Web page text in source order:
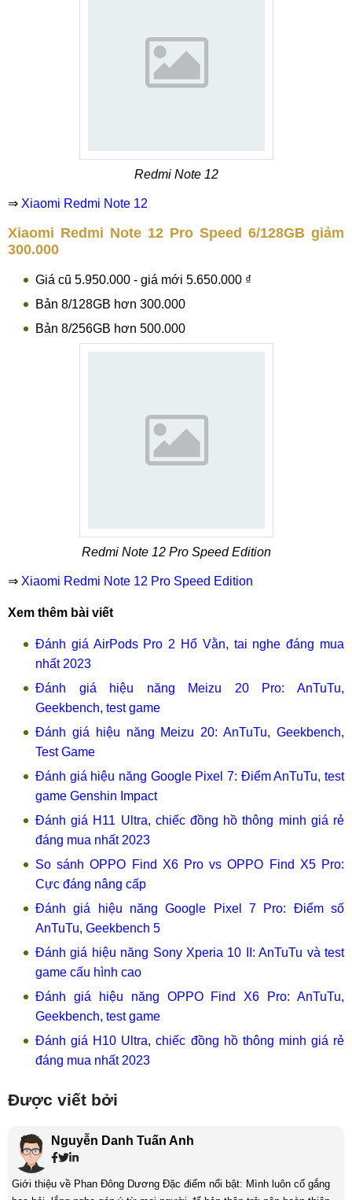
Redmi Note 12
⇒ Xiaomi Redmi Note 12
Xiaomi Redmi Note 12 Pro Speed 6/128GB giảm
300.000
Giá cũ 5.950.000 - giá mới 5.650.000 ₫
Bản 8/128GB hơn 300.000
Bản 8/256GB hơn 500.000
Redmi Note 12 Pro Speed Edition
⇒ Xiaomi Redmi Note 12 Pro Speed Edition
Xem thêm bài viết
Đánh giá AirPods Pro 2 Hổ Vằn, tai nghe đáng mua
nhất 2023
Đánh giá hiệu năng Meizu 20 Pro: AnTuTu,
Geekbench, test game
Đánh giá hiệu năng Meizu 20: AnTuTu, Geekbench,
Test Game
Đánh giá hiệu năng Google Pixel 7: Điểm AnTuTu, test
game Genshin Impact
Đánh giá H11 Ultra, chiếc đồng hồ thông minh giá rẻ
đáng mua nhất 2023
So sánh OPPO Find X6 Pro vs OPPO Find X5 Pro:
Cực đáng nâng cấp
Đánh giá hiệu năng Google Pixel 7 Pro: Điểm số
AnTuTu, Geekbench 5
Đánh giá hiệu năng Sony Xperia 10 II: AnTuTu và test
game cấu hình cao
Đánh giá hiệu năng OPPO Find X6 Pro: AnTuTu,
Geekbench, test game
Đánh giá H10 Ultra, chiếc đồng hồ thông minh giá rẻ
đáng mua nhất 2023
Được viết bởi
Nguyễn Danh Tuấn Anh
Giới thiệu về Phan Đông Dương Đặc điểm nổi bật: Mình luôn cố gắng